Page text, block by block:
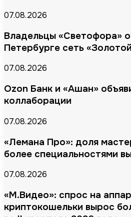
07.08.2026
Владельцы «Светофора»
Петербурге сеть
07.08.2026
Ozon Банк и «Ашан»
коллаборации
07.08.2026
«Лемана Про»: доля
более специальностями
07.08.2026
«М.Видео»: спрос на
криптокошельки вырос